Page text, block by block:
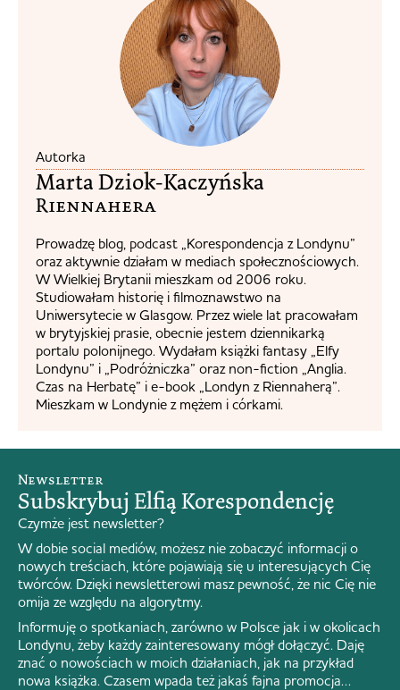
Autorka
Marta Dziok-Kaczyńska
Riennahera​
Prowadzę blog, podcast „Korespondencja z Londynu”
oraz aktywnie działam w mediach społecznościowych.
W Wielkiej Brytanii mieszkam od 2006 roku.
Studiowałam historię i filmoznawstwo na
Uniwersytecie w Glasgow. Przez wiele lat pracowałam
w brytyjskiej prasie, obecnie jestem dziennikarką
portalu polonijnego. Wydałam książki fantasy „Elfy
Londynu” i „Podróżniczka” oraz non-fiction „Anglia.
Czas na Herbatę” i e-book „Londyn z Riennaherą”.
Mieszkam w Londynie z mężem i córkami.
Newsletter
Subskrybuj Elfią Korespondencję
Czymże jest newsletter?
W dobie social mediów, możesz nie zobaczyć informacji o
nowych treściach, które pojawiają się u interesujących Cię
twórców. Dzięki newsletterowi masz pewność, że nic Cię nie
omija ze względu na algorytmy.
Informuję o spotkaniach, zarówno w Polsce jak i w okolicach
Londynu, żeby każdy zainteresowany mógł dołączyć. Daję
znać o nowościach w moich działaniach, jak na przykład
nowa książka. Czasem wpada też jakaś fajna promocja…